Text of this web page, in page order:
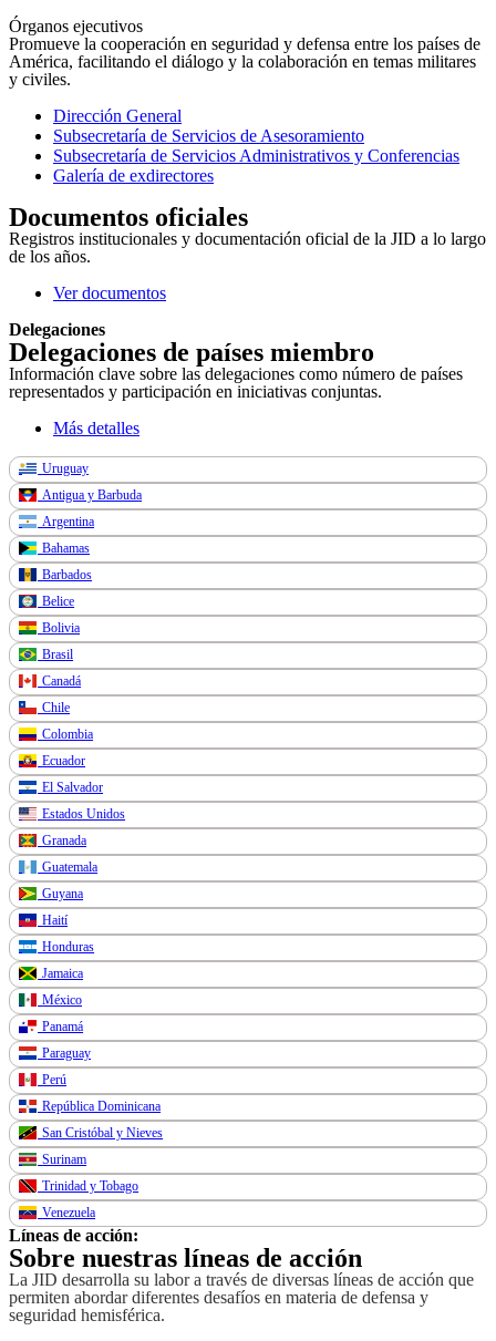
Órganos ejecutivos
Promueve la cooperación en seguridad y defensa entre los países de
América, facilitando el diálogo y la colaboración en temas militares
y civiles.
Dirección General
Subsecretaría de Servicios de Asesoramiento
Subsecretaría de Servicios Administrativos y Conferencias
Galería de exdirectores
Documentos oficiales
Registros institucionales y documentación oficial de la JID a lo largo
de los años.
Ver documentos
Delegaciones
Delegaciones de países miembro
Información clave sobre las delegaciones como número de países
representados y participación en iniciativas conjuntas.
Más detalles
Uruguay
Antigua y Barbuda
Argentina
Bahamas
Barbados
Belice
Bolivia
Brasil
Canadá
Chile
Colombia
Ecuador
El Salvador
Estados Unidos
Granada
Guatemala
Guyana
Haití
Honduras
Jamaica
México
Panamá
Paraguay
Perú
República Dominicana
San Cristóbal y Nieves
Surinam
Trinidad y Tobago
Venezuela
Líneas de acción:
Sobre nuestras líneas de acción
La JID desarrolla su labor a través de diversas líneas de acción que
permiten abordar diferentes desafíos en materia de defensa y
seguridad hemisférica.